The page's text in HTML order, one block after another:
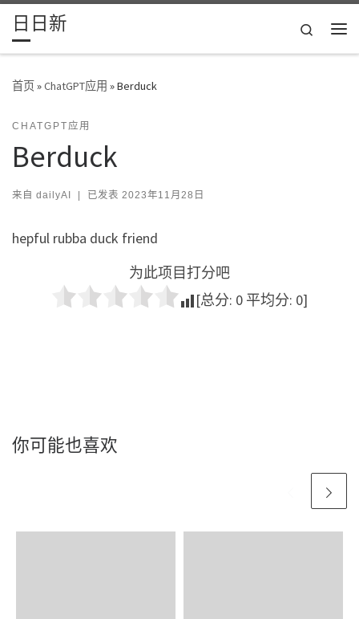
Skip to content
日日新
Search
首页»ChatGPT应用 »Berduck
CHATGPT应用
Berduck
来自 dailyAI | 已发表 2023年11月28日
hepful rubba duck friend
为此项目打分吧
[总分: 0 平均分: 0]
你可能也喜欢